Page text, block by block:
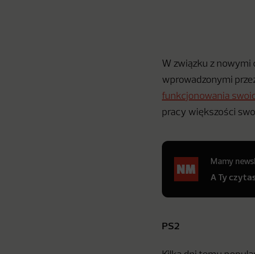
W związku z
wprowadzonymi
funkcjonowania
pracy większości
Mamy
A Ty
PS2